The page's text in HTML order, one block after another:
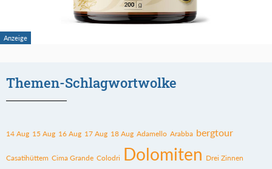
Themen-Schlagwortwolke
14 Aug 15 Aug 16 Aug 17 Aug 18 Aug Adamello Arabba bergtour
Casatihüttem Cima Grande Colodri Dolomiten Drei Zinnen